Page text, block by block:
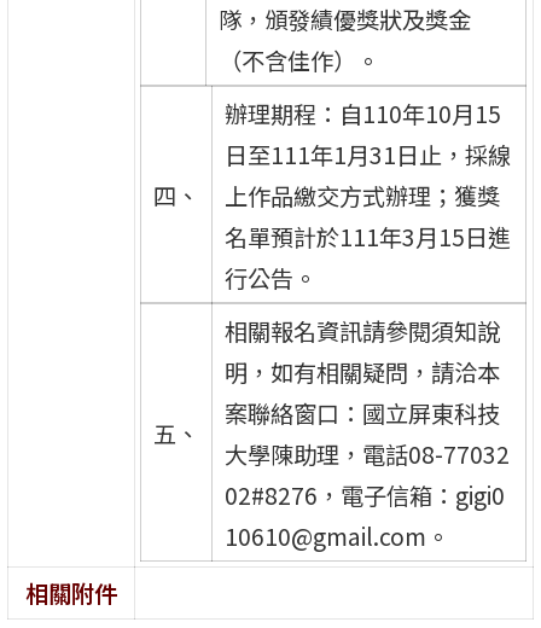
隊，頒發績優獎狀及獎金
（不含佳作）。
四、
辦理期程：自110年10月15
日至111年1月31日止，採線
上作品繳交方式辦理；獲獎
名單預計於111年3月15日進
行公告。
五、
相關報名資訊請參閱須知說
明，如有相關疑問，請洽本
案聯絡窗口：國立屏東科技
大學陳助理，電話08-77032
02#8276，電子信箱：gigi0
10610@gmail.com。
相關附件